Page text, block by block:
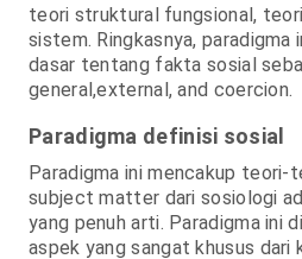
teori struktural fungsional,
sistem. Ringkasnya, paradigma
dasar tentang fakta sosial
general,external, and coercion.
Paradigma definisi sosial
Paradigma ini mencakup teori-
subject matter dari sosiologi
yang penuh arti. Paradigma ini
aspek yang sangat khusus dari